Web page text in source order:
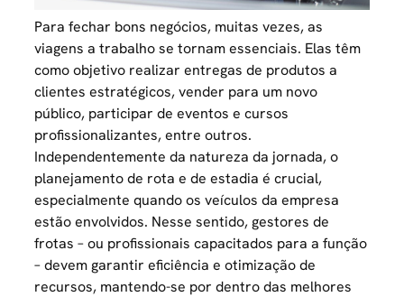
Para fechar bons negócios, muitas vezes, as
viagens a trabalho se tornam essenciais. Elas têm
como objetivo realizar entregas de produtos a
clientes estratégicos, vender para um novo
público, participar de eventos e cursos
profissionalizantes, entre outros.
Independentemente da natureza da jornada, o
planejamento de rota e de estadia é crucial,
especialmente quando os veículos da empresa
estão envolvidos. Nesse sentido, gestores de
frotas – ou profissionais capacitados para a função
– devem garantir eficiência e otimização de
recursos, mantendo-se por dentro das melhores